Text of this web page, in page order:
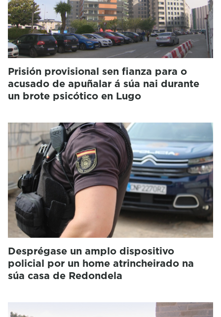
Prisión provisional sen fianza para o
acusado de apuñalar á súa nai durante
un brote psicótico en Lugo
Desprégase un amplo dispositivo
policial por un home atrincheirado na
súa casa de Redondela